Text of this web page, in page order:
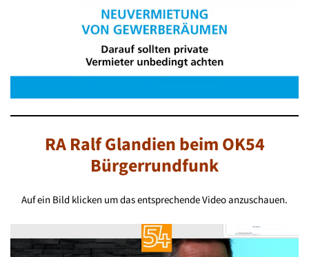
RA Ralf Glandien beim OK54
Bürgerrundfunk
Auf ein Bild klicken um das entsprechende Video anzuschauen.